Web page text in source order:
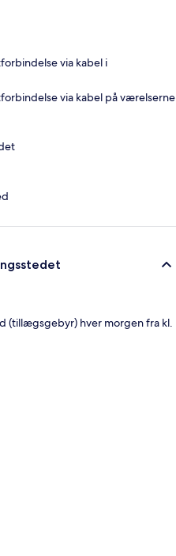
via kabel i
via kabel på værelserne
(tillægsgebyr) hver morgen fra kl.